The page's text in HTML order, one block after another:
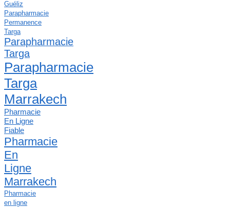
Guéliz
Parapharmacie
Permanence
Targa
Parapharmacie
Targa
Parapharmacie
Targa
Marrakech
Pharmacie
En Ligne
Fiable
Pharmacie
En
Ligne
Marrakech
Pharmacie
en ligne